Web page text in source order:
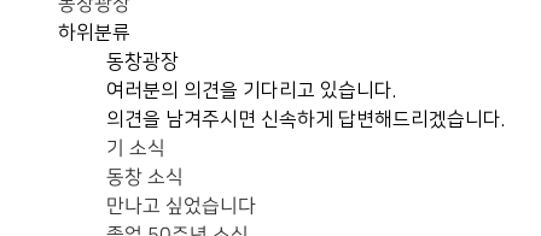
하위분류
동창광장
여러분의 의견을 기다리고 있습니다.
의견을 남겨주시면 신속하게 답변해드리겠습니다.
기 소식
동창 소식
만나고 싶었습니다